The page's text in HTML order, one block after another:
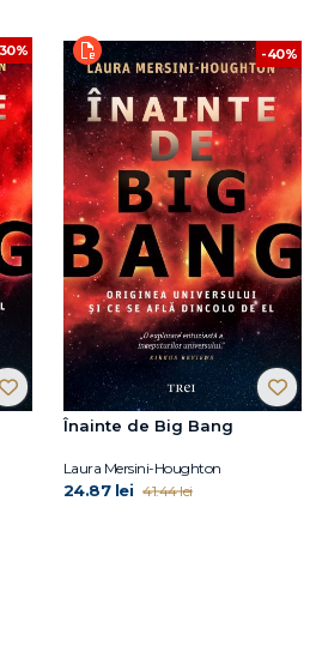
-40%
Înainte de Big Bang
Laura Mersini-Houghton
24.87 lei 41.44 lei